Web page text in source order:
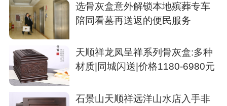
选骨灰盒意外解锁本地殡葬专车
陪同看墓再送返的便民服务
天顺祥龙凤呈祥系列骨灰盒:多种
材质|同城闪送|价格1180-6980元
石景山天顺祥远洋山水店入手非